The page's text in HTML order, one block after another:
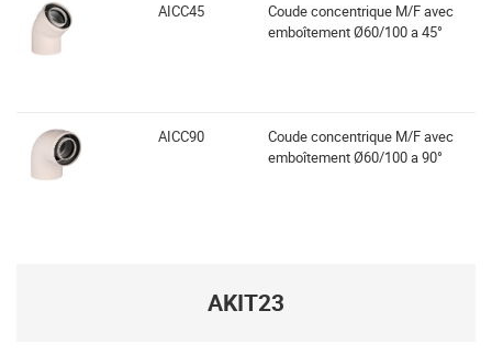
AICC45
Coude concentrique M/F avec
emboîtement Ø60/100 a 45°
AICC90
Coude concentrique M/F avec
emboîtement Ø60/100 a 90°
AKIT23